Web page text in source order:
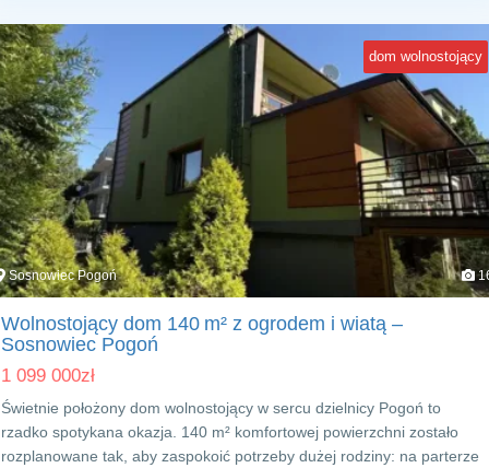
dom wolnostojący
Sosnowiec Pogoń
Wolnostojący dom 140 m² z ogrodem i wiatą –
Sosnowiec Pogoń
1 099 000zł
Świetnie położony dom wolnostojący w sercu dzielnicy Pogoń to
rzadko spotykana okazja. 140 m² komfortowej powierzchni zostało
rozplanowane tak, aby zaspokoić potrzeby dużej rodziny: na parterze